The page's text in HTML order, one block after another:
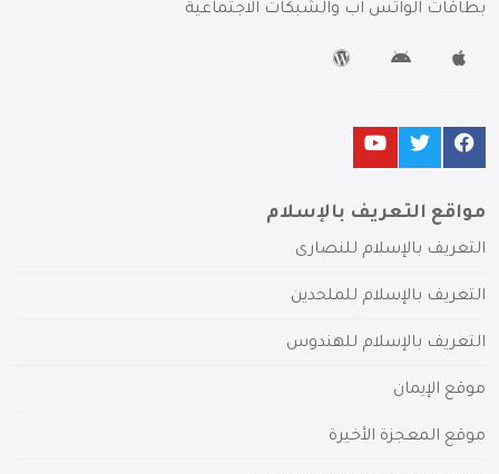
بطاقات الواتس آب والشبكات الاجتماعية
مواقع التعريف بالإسلام
التعريف بالإسلام للنصارى
التعريف بالإسلام للملحدين
التعريف بالإسلام للهندوس
موقع الإيمان
موقع المعجزة الأخيرة